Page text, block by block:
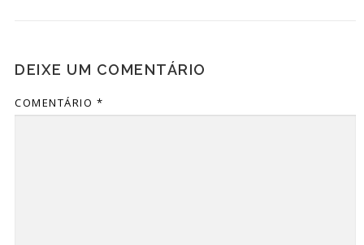
DEIXE UM COMENTÁRIO
COMENTÁRIO *